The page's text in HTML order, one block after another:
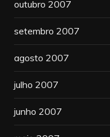
outubro 2007
setembro 2007
agosto 2007
julho 2007
junho 2007